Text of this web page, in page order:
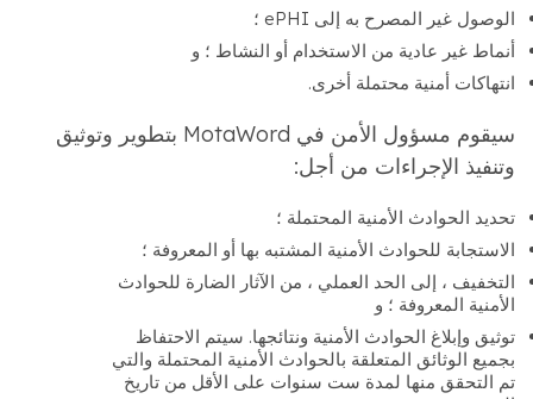
الوصول غير المصرح به إلى ePHI ؛
أنماط غير عادية من الاستخدام أو النشاط ؛ و
انتهاكات أمنية محتملة أخرى.
سيقوم مسؤول الأمن في MotaWord بتطوير وتوثيق
وتنفيذ الإجراءات من أجل:
تحديد الحوادث الأمنية المحتملة ؛
الاستجابة للحوادث الأمنية المشتبه بها أو المعروفة ؛
التخفيف ، إلى الحد العملي ، من الآثار الضارة للحوادث
الأمنية المعروفة ؛ و
توثيق وإبلاغ الحوادث الأمنية ونتائجها. سيتم الاحتفاظ
بجميع الوثائق المتعلقة بالحوادث الأمنية المحتملة والتي
تم التحقق منها لمدة ست سنوات على الأقل من تاريخ